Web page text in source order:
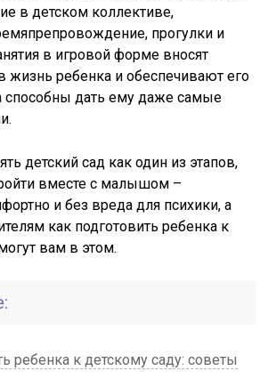
в детском коллективе,
прогулки и
в игровой форме вносят
жизнь ребенка и обеспечивают его
способны дать ему даже самые
детский сад как один из этапов,
вместе с малышом –
и без вреда для психики, а
как подготовить ребенка к
вам в этом.
ребенка к детскому саду: советы